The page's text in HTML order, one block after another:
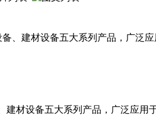
、建材设备五大系列产品，广泛应
建材设备五大系列产品，广泛应用